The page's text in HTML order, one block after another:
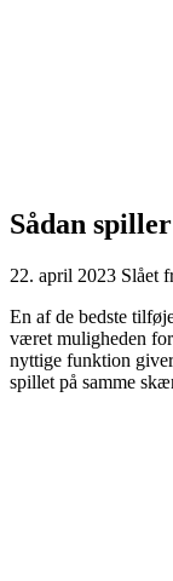
Sådan
22. april 2023 Slået
En af de bedste
været muligheden
nyttige funktion
spillet på samme